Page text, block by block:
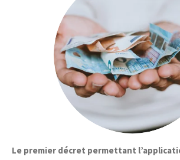
Le premier décret permettant